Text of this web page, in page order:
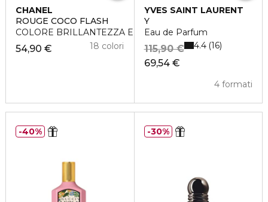
CHANEL
ROUGE COCO FLASH
COLORE BRILLANTEZZA E INTENSITÀ IN UN FLASH
54,90 € 18 colori
YVES SAINT LAURENT
Y
Eau de Parfum
69,54 €
115,90 €
4 formati
4.4 16
40% 30%